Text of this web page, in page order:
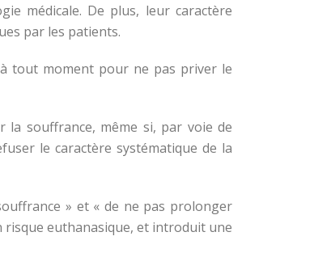
médicale. De plus, leur caractère
par les patients.
tout moment pour ne pas priver le
la souffrance, même si, par voie de
le caractère systématique de la
» et « de ne pas prolonger
risque euthanasique, et introduit une